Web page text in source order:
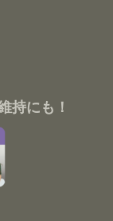
持にも！